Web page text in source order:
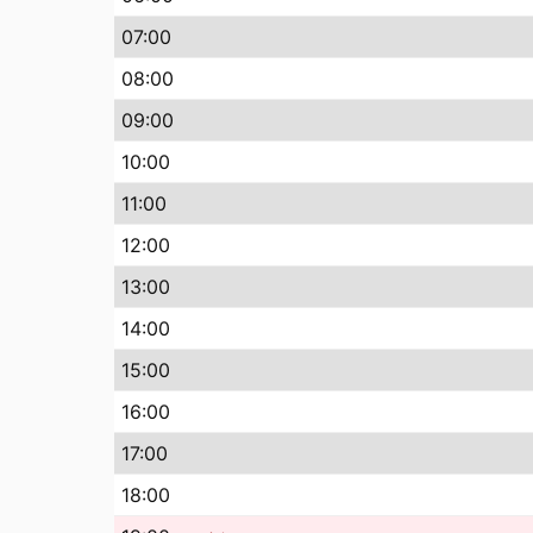
07:00
08:00
09:00
10:00
11:00
12:00
13:00
14:00
15:00
16:00
17:00
18:00